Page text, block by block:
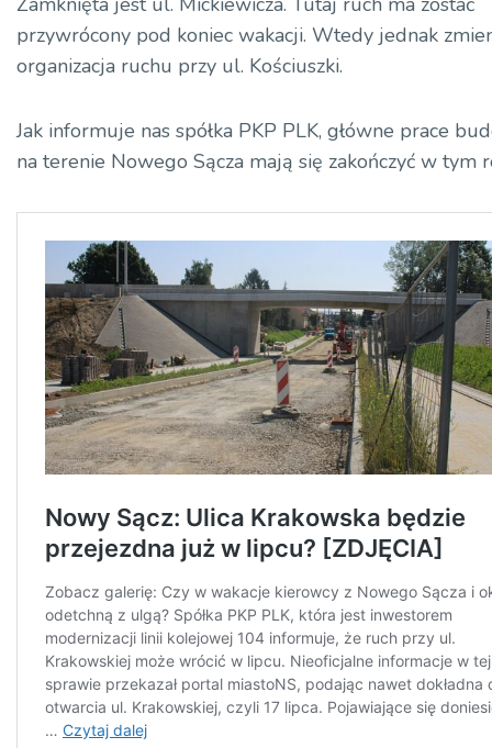
przywrócony pod koniec wakacji. Wtedy jednak
organizacja ruchu przy ul. Kościuszki.
Jak informuje nas spółka PKP PLK, główne prace
na terenie Nowego Sącza mają się zakończyć w tym